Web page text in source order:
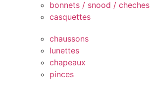
bonnets / snood / cheches
casquettes
chaussons
lunettes
chapeaux
pinces